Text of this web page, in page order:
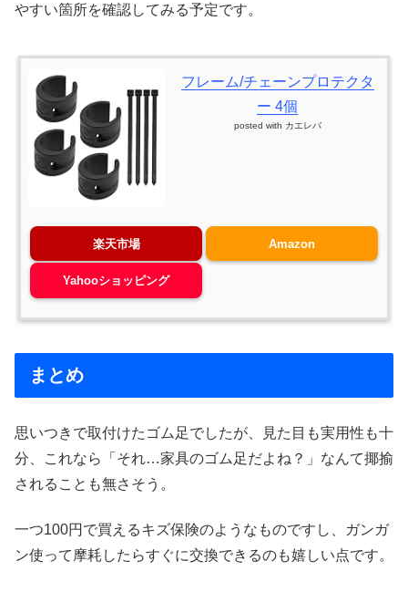
やすい箇所を確認してみる予定です。
フレーム/チェーンプロテクタ
ー 4個
posted with カエレバ
楽天市場 Amazon
Yahooショッピング
まとめ
思いつきで取付けたゴム足でしたが、見た目も実用性も十
分、これなら「それ…家具のゴム足だよね？」なんて揶揄
されることも無さそう。
一つ100円で買えるキズ保険のようなものですし、ガンガ
ン使って摩耗したらすぐに交換できるのも嬉しい点です。